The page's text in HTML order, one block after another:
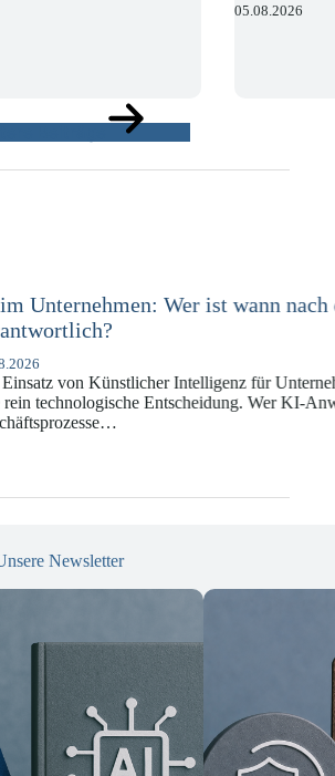
05.08.2026
in der
und KI-VO
Digitalregulierung hat in den
Komplexität erreicht, die insbesondere
vor…
Newsletter